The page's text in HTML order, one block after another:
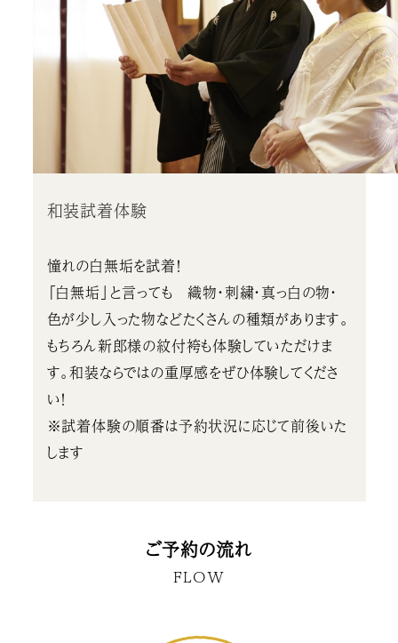
和装試着体験
憧れの白無垢を試着！
「白無垢」と言っても 織物・刺繍・真っ白の物・
色が少し入った物などたくさんの種類があります。
もちろん新郎様の紋付袴も体験していただけま
す。和装ならではの重厚感をぜひ体験してくださ
い！
※試着体験の順番は予約状況に応じて前後いた
します
ご予約の流れ
FLOW